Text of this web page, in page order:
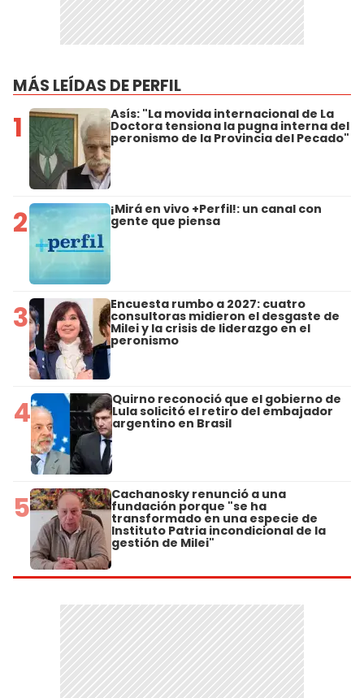
MÁS LEÍDAS DE PERFIL
1 Asís: "La movida internacional de La
Doctora tensiona la pugna interna del
peronismo de la Provincia del Pecado"
2 ¡Mirá en vivo +Perfil!: un canal con
gente que piensa
3 Encuesta rumbo a 2027: cuatro
consultoras midieron el desgaste de
Milei y la crisis de liderazgo en el
peronismo
4 Quirno reconoció que el gobierno de
Lula solicitó el retiro del embajador
argentino en Brasil
5 Cachanosky renunció a una
fundación porque "se ha
transformado en una especie de
Instituto Patria incondicional de la
gestión de Milei"